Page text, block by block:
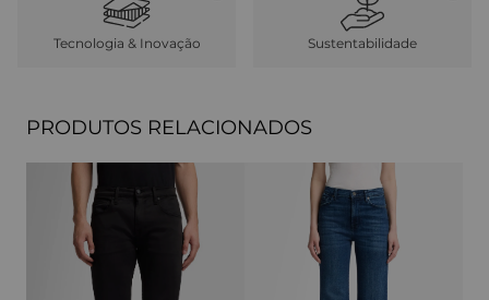
Tecnologia & Inovação Sustentabilidade
PRODUTOS RELACIONADOS